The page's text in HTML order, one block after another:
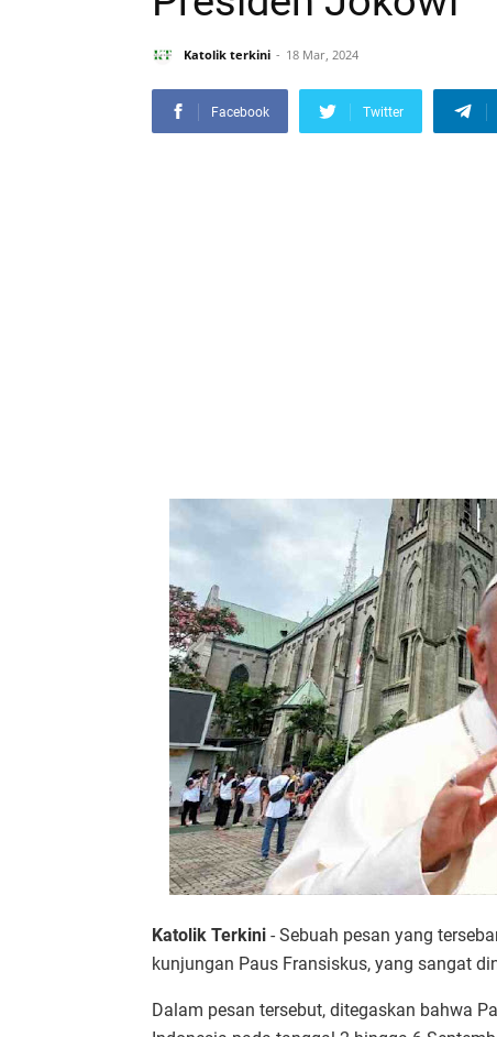
Katolik terkini 18 Mar, 2024
Facebook Twitter
Katolik Terkini - Sebuah pesan yang
kunjungan Paus Fransiskus, yang sangat
Dalam pesan tersebut, ditegaskan bahwa